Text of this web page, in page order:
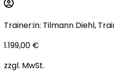
Trainer:in: Tilmann Diehl,
1.199,00 €
zzgl. MwSt.